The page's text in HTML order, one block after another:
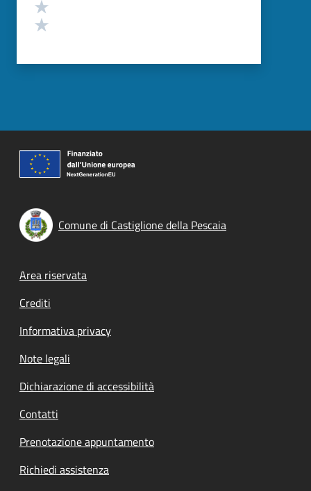
Comune di Castiglione della Pescaia
Footer menu
Area riservata
Crediti
Informativa privacy
Note legali
Dichiarazione di accessibilità
Contatti
Prenotazione appuntamento
Richiedi assistenza